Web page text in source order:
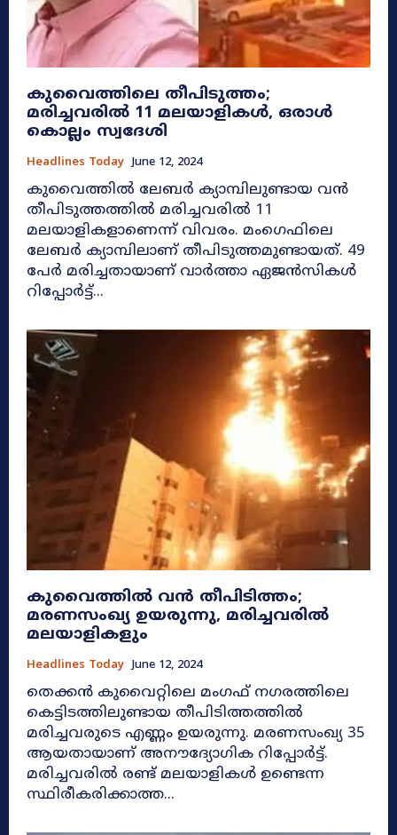
കുവൈത്തിലെ തീപിടുത്തം;
മരിച്ചവരില്‍ 11 മലയാളികള്‍, ഒരാൾ
കൊല്ലം സ്വദേശി
Headlines Today June 12, 2024
കുവൈത്തില്‍ ലേബര്‍ ക്യാമ്പിലുണ്ടായ വൻ
തീപിടുത്തത്തില്‍ മരിച്ചവരില്‍ 11
മലയാളികളാണെന്ന് വിവരം. മംഗെഫിലെ
ലേബര്‍ ക്യാമ്പിലാണ് തീപിടുത്തമുണ്ടായത്. 49
പേര്‍ മരിച്ചതായാണ് വാര്‍ത്താ ഏജന്‍സികൾ
റിപ്പോർട്ട്...
കുവൈത്തിൽ വൻ തീപിടിത്തം;
മരണസംഖ്യ ഉയരുന്നു, മരിച്ചവരിൽ
മലയാളികളും
Headlines Today June 12, 2024
തെക്കൻ കുവൈറ്റിലെ മംഗഫ് നഗരത്തിലെ
കെട്ടിടത്തിലുണ്ടായ തീപിടിത്തത്തിൽ
മരിച്ചവരുടെ എണ്ണം ഉയരുന്നു. മരണസംഖ്യ 35
ആയതായാണ് അനൗദ്യോ​ഗിക റിപ്പോർട്ട്.
മരിച്ചവരിൽ രണ്ട് മലയാളികൾ ഉണ്ടെന്ന
സ്ഥിരീകരിക്കാത്ത...